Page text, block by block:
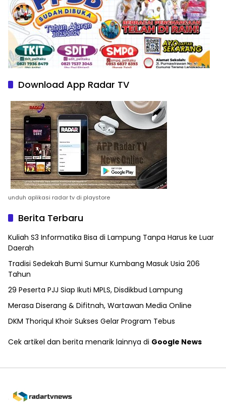
Download App Radar TV
unduh aplikasi radar tv di playstore
Berita Terbaru
Kuliah S3 Informatika Bisa di Lampung Tanpa Harus ke Luar
Daerah
Tradisi Sedekah Bumi Sumur Kumbang Masuk Usia 206
Tahun
29 Peserta PJJ Siap Ikuti MPLS, Disdikbud Lampung
Merasa Diserang & Difitnah, Wartawan Media Online
DKM Thoriqul Khoir Sukses Gelar Program Tebus
Cek artikel dan berita menarik lainnya di Google News